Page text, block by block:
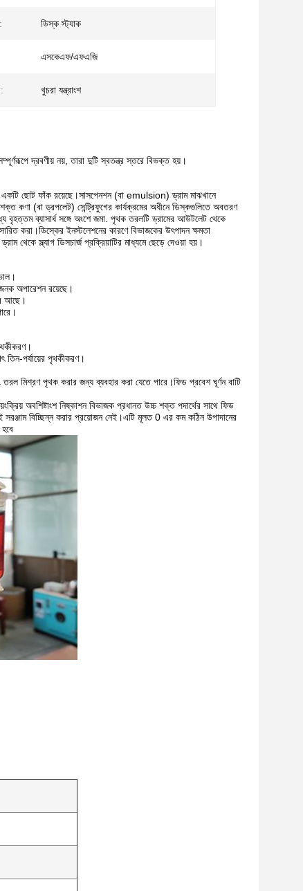
ডিস্ক স্ট্যাক
এসকেএফ/এফএজি
খুচরা যন্ত্রাংশ
দ্রবণীয় নয়, তারা দুটি স্বতন্ত্র স্তরে বিভক্ত হয়।
ছোট ফাঁক রয়েছে।সাসপেনশন (বা emulsion) ড্রাম মাঝখানে
কণা (বা ড্রপলেট) সেন্ট্রিফুগের কার্যক্রমের অধীনে ডিস্কগুলিতে অবতরণ
বৃহত্তম ব্যাসার্ধ সঙ্গে অংশে জমা. পৃথক তরলটি ড্রামের আউটলেট থেকে
করা।ডিস্কের ইনস্টলেশনের কারণে বিভাজকের উৎপাদন ক্ষমতা
থেকে স্ল্যাগ ডিসচার্জ প্রক্রিয়াটির মাধ্যমে ছেড়ে দেওয়া হয়।
অপারেশন রয়েছে।
আছে।
পর্যায়ের পৃথকীকরণ।
মিশ্রণ পৃথক করার জন্য ব্যবহার করা যেতে পারে।ফিড প্রবেশ ঘূর্ণন বাটি
অবশিষ্টাংশ নিষ্কাশন বিভাজক প্রধানত উচ্চ শক্ত পদার্থের সাথে ফিড
বিচ্ছিন্ন করার প্রয়োজন নেই।এটি মূলত 0 এর কম কঠিন উপাদানের